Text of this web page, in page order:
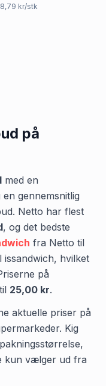
8,79 kr/stk
på
med en
en gennemsnitlig
Netto har flest
, og det bedste
fra Netto til
issandwich, hvilket
på
til 25,00 kr.
aktuelle priser på
Kig
kun vælger ud fra